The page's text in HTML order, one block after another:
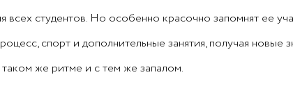
всех студентов. Но особенно красочно запомнят ее
спорт и дополнительные занятия, получая новые
же ритме и с тем же запалом.